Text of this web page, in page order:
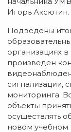
Игорь Аксютин.
Подведены
организациях в
произведен
сигнализации,
мониторинга.
объекты
осуществлять
новом учебном